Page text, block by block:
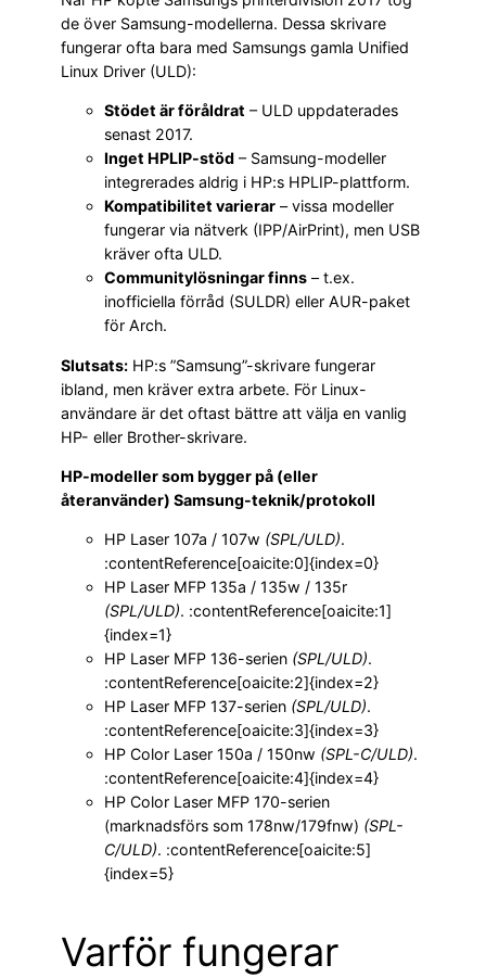
de över Samsung-modellerna. Dessa skrivare
fungerar ofta bara med Samsungs gamla Unified
Linux Driver (ULD):
Stödet är föråldrat – ULD uppdaterades
senast 2017.
Inget HPLIP-stöd – Samsung-modeller
integrerades aldrig i HP:s HPLIP-plattform.
Kompatibilitet varierar – vissa modeller
fungerar via nätverk (IPP/AirPrint), men USB
kräver ofta ULD.
Communitylösningar finns – t.ex.
inofficiella förråd (SULDR) eller AUR-paket
för Arch.
Slutsats: HP:s ”Samsung”-skrivare fungerar
ibland, men kräver extra arbete. För Linux-
användare är det oftast bättre att välja en vanlig
HP- eller Brother-skrivare.
HP-modeller som bygger på (eller
återanvänder) Samsung-teknik/protokoll
HP Laser 107a / 107w (SPL/ULD).
:contentReference[oaicite:0]{index=0}
HP Laser MFP 135a / 135w / 135r
(SPL/ULD). :contentReference[oaicite:1]
{index=1}
HP Laser MFP 136-serien (SPL/ULD).
:contentReference[oaicite:2]{index=2}
HP Laser MFP 137-serien (SPL/ULD).
:contentReference[oaicite:3]{index=3}
HP Color Laser 150a / 150nw (SPL-C/ULD).
:contentReference[oaicite:4]{index=4}
HP Color Laser MFP 170-serien
(marknadsförs som 178nw/179fnw) (SPL-
C/ULD). :contentReference[oaicite:5]
{index=5}
Varför fungerar